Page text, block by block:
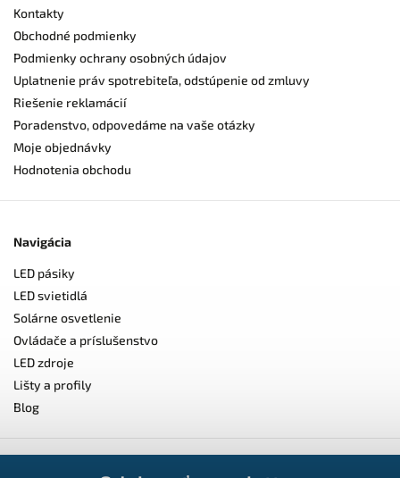
Kontakty
Obchodné podmienky
Podmienky ochrany osobných údajov
Uplatnenie práv spotrebiteľa, odstúpenie od zmluvy
Riešenie reklamácií
Poradenstvo, odpovedáme na vaše otázky
Moje objednávky
Hodnotenia obchodu
Navigácia
LED pásiky
LED svietidlá
Solárne osvetlenie
Ovládače a príslušenstvo
LED zdroje
Lišty a profily
Blog